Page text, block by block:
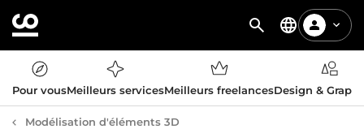
Pour vousMeilleurs servicesMeilleurs freelancesDesign &
Modélisation d'éléments 3D